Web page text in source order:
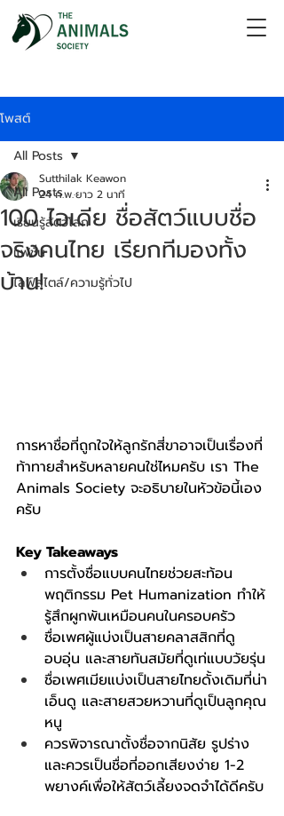
โพสต์
All Posts
เรียนรู้สัตว์โลก
แฟชั่น
ไลฟ์สไตล์/ความรู้ทั่วไป
All Posts
100 ไอเดีย ชื่อสัตว์แบบชื่อ
จริงคนไทย เรียกทีมองทั้ง
บ้าน!
Sutthilak Keawon
24 ก.พ.ยาว 2 นาที
การหาชื่อที่ถูกใจให้ลูกรักสี่ขาอาจเป็นเรื่องที่
ท้าทายสำหรับหลายคนใช่ไหมครับ เรา The
Animals Society จะอธิบายในหัวข้อนี้เอง
ครับ
Key Takeaways
การตั้งชื่อแบบคนไทยช่วยสะท้อน
พฤติกรรม Pet Humanization ทำให้
รู้สึกผูกพันเหมือนคนในครอบครัว
ชื่อเพศผู้แบ่งเป็นสายคลาสสิกที่ดู
อบอุ่น และสายทันสมัยที่ดูเท่แบบวัยรุ่น
ชื่อเพศเมียแบ่งเป็นสายไทยดั้งเดิมที่น่า
เอ็นดู และสายสวยหวานที่ดูเป็นลูกคุณ
หนู
ควรพิจารณาตั้งชื่อจากนิสัย รูปร่าง
และควรเป็นชื่อที่ออกเสียงง่าย 1-2
พยางค์เพื่อให้สัตว์เลี้ยงจดจำได้ดีครับ